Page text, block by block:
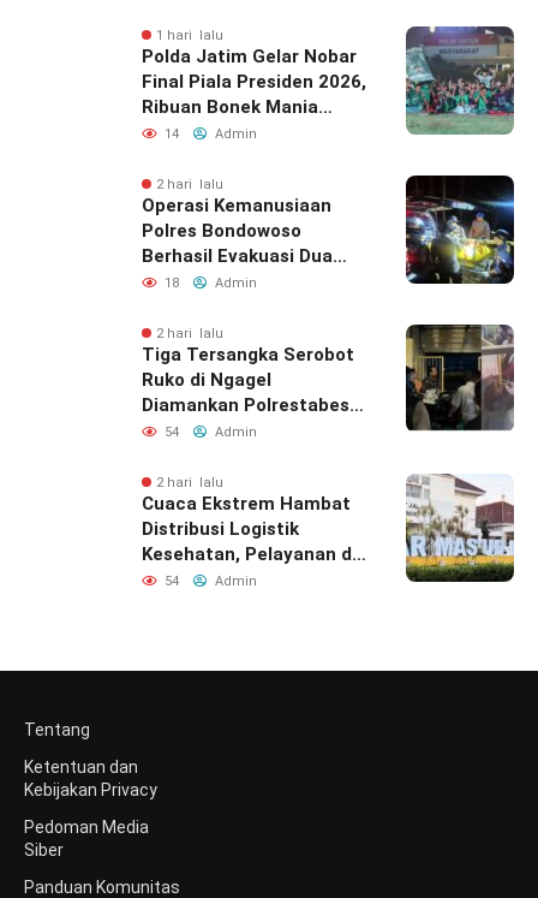
1 hari lalu
Polda Jatim Gelar Nobar
Final Piala Presiden 2026,
Ribuan Bonek Mania
Dukung Persebaya dari
14 Admin
2 hari lalu
Operasi Kemanusiaan
Polres Bondowoso
Berhasil Evakuasi Dua
Jenazah di Gunung
18 Admin
2 hari lalu
Tiga Tersangka Serobot
Ruko di Ngagel
Diamankan Polrestabes
Surabaya
54 Admin
2 hari lalu
Cuaca Ekstrem Hambat
Distribusi Logistik
Kesehatan, Pelayanan di
Bawean Tetap
54 Admin
Tentang
Ketentuan dan
Kebijakan Privacy
Pedoman Media
Siber
Panduan Komunitas